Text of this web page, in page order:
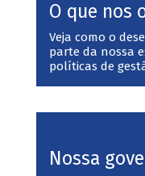
O que nos
Veja como o
parte da nossa
políticas de
Nossa